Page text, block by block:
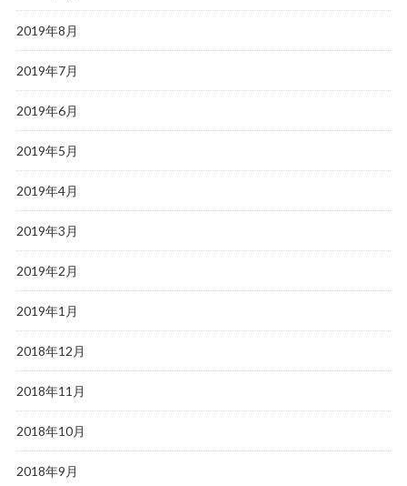
2019年8月
2019年7月
2019年6月
2019年5月
2019年4月
2019年3月
2019年2月
2019年1月
2018年12月
2018年11月
2018年10月
2018年9月